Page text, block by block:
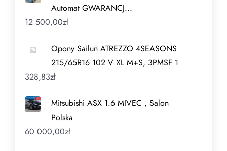
Automat GWARANCJ...
12 500,00zł
Opony Sailun ATREZZO 4SEASONS
215/65R16 102 V XL M+S, 3PMSF 1
328,83zł
Mitsubishi ASX 1.6 MIVEC , Salon
Polska
60 000,00zł